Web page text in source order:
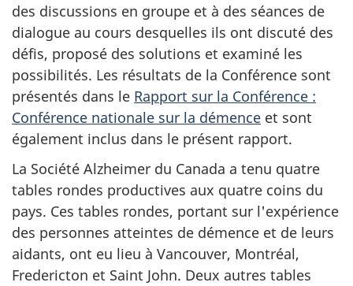
des discussions en groupe et à des séances de
dialogue au cours desquelles ils ont discuté des
défis, proposé des solutions et examiné les
possibilités. Les résultats de la Conférence sont
présentés dans le Rapport sur la Conférence :
Conférence nationale sur la démence et sont
également inclus dans le présent rapport.
La Société Alzheimer du Canada a tenu quatre
tables rondes productives aux quatre coins du
pays. Ces tables rondes, portant sur l'expérience
des personnes atteintes de démence et de leurs
aidants, ont eu lieu à Vancouver, Montréal,
Fredericton et Saint John. Deux autres tables